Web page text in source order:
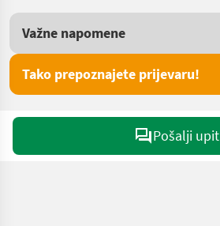
Važne napomene
Tako prepoznajete prijevaru!
Pošalji upit